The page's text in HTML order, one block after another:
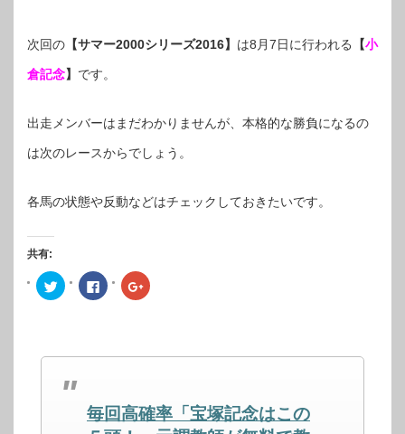
次回の 【サマー2000シリーズ2016】 は8月7日に行われる 【小
倉記念】 です。
出走メンバーはまだわかりませんが、本格的な勝負になるの
は次のレースからでしょう。
各馬の状態や反動などはチェックしておきたいです。
共有:
ク
リ
で
有
(新
Facebook
で
は
ク
し
て
ク
リ
で
し
い
ウ
毎回高確率「宝塚記念はこの